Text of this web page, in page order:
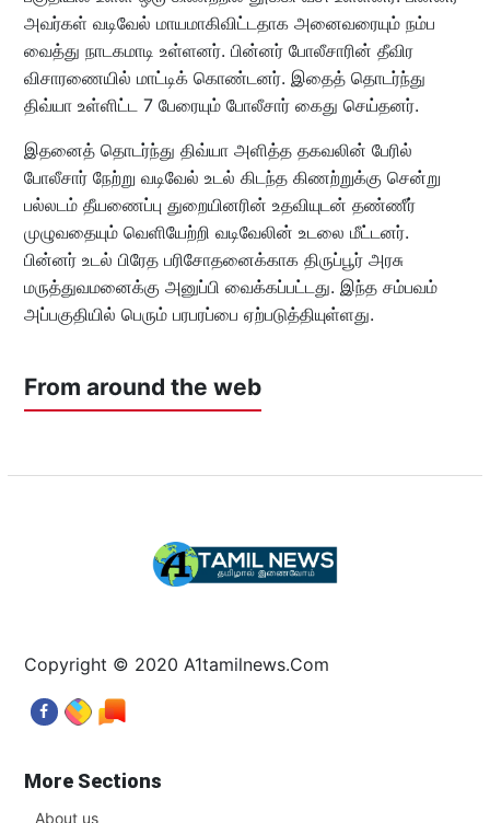
அவர்கள் வடிவேல் மாயமாகிவிட்டதாக அனைவரையும் நம்ப
வைத்து நாடகமாடி உள்ளனர். பின்னர் போலீசாரின் தீவிர
விசாரணையில் மாட்டிக் கொண்டனர். இதைத் தொடர்ந்து
திவ்யா உள்ளிட்ட 7 பேரையும் போலீசார் கைது செய்தனர்.
இதனைத் தொடர்ந்து திவ்யா அளித்த தகவலின் பேரில்
போலீசார் நேற்று வடிவேல் உடல் கிடந்த கிணற்றுக்கு சென்று
பல்லடம் தீயணைப்பு துறையினரின் உதவியுடன் தண்ணீர்
முழுவதையும் வெளியேற்றி வடிவேலின் உடலை மீட்டனர்.
பின்னர் உடல் பிரேத பரிசோதனைக்காக திருப்பூர் அரசு
மருத்துவமனைக்கு அனுப்பி வைக்கப்பட்டது. இந்த சம்பவம்
அப்பகுதியில் பெரும் பரபரப்பை ஏற்படுத்தியுள்ளது.
From around the web
Copyright © 2020 A1tamilnews.Com
More Sections
About us